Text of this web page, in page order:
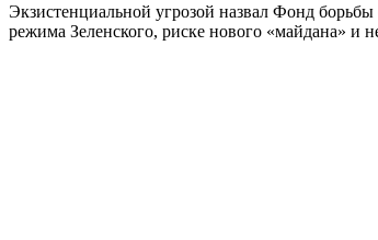
Экзистенциальной угрозой назвал Фонд
режима Зеленского, риске нового «майдана» и